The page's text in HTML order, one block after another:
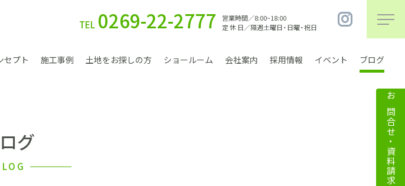
TEL 0269-22-2777
営業時間／8:00~18:00
定 休 日／隔週土曜日・日曜・祝日
セプト 施工事例 土地をお探しの方 ショールーム 会社案内 採用情報 イベント ブログ
荘
グ お問合せ・資料請求